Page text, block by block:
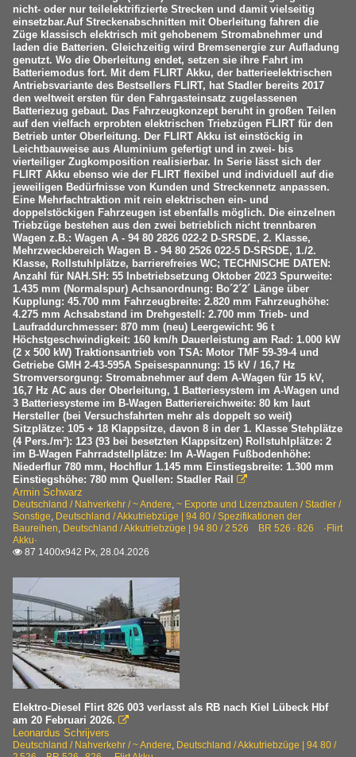
nicht- oder nur teilelektrifizierte Strecken und damit vielseitig
einsetzbar.Auf Streckenabschnitten mit Oberleitung fahren die
Züge klassisch elektrisch mit gehobenem Stromabnehmer und
laden die Batterien. Gleichzeitig wird Bremsenergie zur Aufladung
genutzt. Wo die Oberleitung endet, setzen sie ihre Fahrt im
Batteriemodus fort. Mit dem FLIRT Akku, der batterieelektrischen
Antriebsvariante des Bestsellers FLIRT, hat Stadler bereits 2017
den weltweit ersten für den Fahrgasteinsatz zugelassenen
Batteriezug gebaut. Das Fahrzeugkonzept beruht in großen Teilen
auf den vielfach erprobten elektrischen Triebzügen FLIRT für den
Betrieb unter Oberleitung. Der FLIRT Akku ist einstöckig in
Leichtbauweise aus Aluminium gefertigt und in zwei- bis
vierteiliger Zugkomposition realisierbar. In Serie lässt sich der
FLIRT Akku ebenso wie der FLIRT flexibel und individuell auf die
jeweiligen Bedürfnisse von Kunden und Streckennetz anpassen.
Eine Mehrfachtraktion mit rein elektrischen ein- und
doppelstöckigen Fahrzeugen ist ebenfalls möglich. Die einzelnen
Triebzüge bestehen aus den zwei betrieblich nicht trennbaren
Wagen z.B.: Wagen A - 94 80 2826 022-2 D-SRSDE, 2. Klasse,
Mehrzweckbereich Wagen B - 94 80 2526 022-5 D-SRSDE, 1./2.
Klasse, Rollstuhlplätze, barrierefreies WC; TECHNISCHE DATEN:
Anzahl für NAH.SH: 55 Inbetriebsetzung Oktober 2023 Spurweite:
1.435 mm (Normalspur) Achsanordnung: Bo´2´2´ Länge über
Kupplung: 45.700 mm Fahrzeugbreite: 2.820 mm Fahrzeughöhe:
4.275 mm Achsabstand im Drehgestell: 2.700 mm Trieb- und
Laufraddurchmesser: 870 mm (neu) Leergewicht: 96 t
Höchstgeschwindigkeit: 160 km/h Dauerleistung am Rad: 1.000 kW
(2 x 500 kW) Traktionsantrieb von TSA: Motor TMF 59-39-4 und
Getriebe GMH 2-43-595A Speisespannung: 15 kV / 16,7 Hz
Stromversorgung: Stromabnehmer auf dem A-Wagen für 15 kV,
16,7 Hz AC aus der Oberleitung, 1 Batteriesystem im A-Wagen und
3 Batteriesysteme im B-Wagen Batteriereichweite: 80 km laut
Hersteller (bei Versuchsfahrten mehr als doppelt so weit)
Sitzplätze: 105 + 18 Klappsitze, davon 8 in der 1. Klasse Stehplätze
(4 Pers./m²): 123 (93 bei besetzten Klappsitzen) Rollstuhlplätze: 2
im B-Wagen Fahrradstellplätze: Im A-Wagen Fußbodenhöhe:
Niederflur 780 mm, Hochflur 1.145 mm Einstiegsbreite: 1.300 mm
Einstiegshöhe: 780 mm Quellen: Stadler Rail

Armin Schwarz
Deutschland / Nahverkehr / ~ Andere, ~ Exporte und Lizenzbauten / Stadler /
Sonstige, Deutschland / Akkutriebzüge | 94 80 / Spezifikationen der
Baureihen, Deutschland / Akkutriebzüge | 94 80 / 2 526 BR 526 · 826 ·Flirt
Akku·
 87 1400x942 Px, 28.04.2026
Elektro-Diesel Flirt 826 003 verlasst als RB nach Kiel Lübeck Hbf
am 20 Februari 2026. 
Leonardus Schrijvers
Deutschland / Nahverkehr / ~ Andere, Deutschland / Akkutriebzüge | 94 80 /